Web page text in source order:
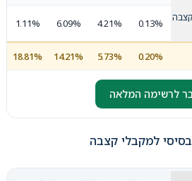
0.13%
4.21%
6.09%
1.11%
0.20%
5.73%
14.21%
18.81%
לרשימה המלאה
למקבלי קצבה